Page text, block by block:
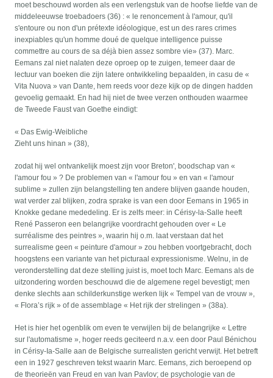
moet beschouwd worden als een verlengstuk van de hoofse liefde van de
middeleeuwse troebadoers (36) : « le renoncement à l'amour, qu'il
s'entoure ou non d'un prétexte idéologique, est un des rares crimes
inexpiables qu'un homme doué de quelque intelligence puisse
commettre au cours de sa déjà bien assez sombre vie» (37). Marc.
Eemans zal niet nalaten deze oproep op te zuigen, temeer daar de
lectuur van boeken die zijn latere ontwikkeling bepaalden, in casu de «
Vita Nuova » van Dante, hem reeds voor deze kijk op de dingen hadden
gevoelig gemaakt. En had hij niet de twee verzen onthouden waarmee
de Tweede Faust van Goethe eindigt:
« Das Ewig-Weibliche
Zieht uns hinan » (38),
zodat hij wel ontvankelijk moest zijn voor Breton', boodschap van «
l'amour fou » ? De problemen van « l'amour fou » en van « l'amour
sublime » zullen zijn belangstelling ten andere blijven gaande houden,
wat verder zal blijken, zodra sprake is van een door Eemans in 1965 in
Knokke gedane mededeling. Er is zelfs meer: in Cérisy-la-Salle heeft
René Passeron een belangrijke voordracht gehouden over « Le
surréalisme des peintres », waarin hij o.m. laat verstaan dat het
surrealisme geen « peinture d'amour » zou hebben voortgebracht, doch
hoogstens een variante van het picturaal expressionisme. Welnu, in de
veronderstelling dat deze stelling juist is, moet toch Marc. Eemans als de
uitzondering worden beschouwd die de algemene regel bevestigt; men
denke slechts aan schilderkunstige werken lijk « Tempel van de vrouw »,
« Flora’s rijk » of de assemblage « Het rijk der strelingen » (38a).
Het is hier het ogenblik om even te verwijlen bij de belangrijke « Lettre
sur l'automatisme », hoger reeds geciteerd n.a.v. een door Paul Bénichou
in Cérisy-Ia-Salle aan de Belgische surrealisten gericht verwijt. Het betreft
een in 1927 geschreven tekst waarin Marc. Eemans, zich beroepend op
de theorieën van Freud en van Ivan Pavlov; de psychologie van de